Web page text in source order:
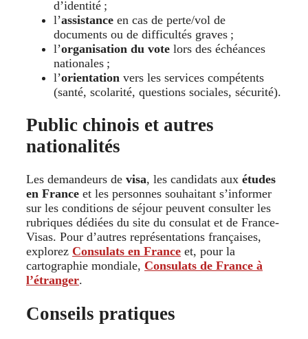
d’identité ;
l’assistance en cas de perte/vol de
documents ou de difficultés graves ;
l’organisation du vote lors des échéances
nationales ;
l’orientation vers les services compétents
(santé, scolarité, questions sociales, sécurité).
Public chinois et autres
nationalités
Les demandeurs de visa, les candidats aux études
en France et les personnes souhaitant s’informer
sur les conditions de séjour peuvent consulter les
rubriques dédiées du site du consulat et de France-
Visas. Pour d’autres représentations françaises,
explorez Consulats en France et, pour la
cartographie mondiale, Consulats de France à
l’étranger.
Conseils pratiques